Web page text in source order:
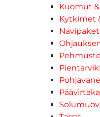
Kuomut
Kytkimet